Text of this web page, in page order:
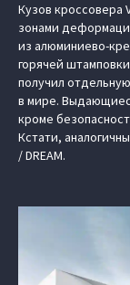
Кузов кроссовера
зонами
из алюминиево-
горячей
получил
в мире.
кроме
Кстати,
/ DREAM.